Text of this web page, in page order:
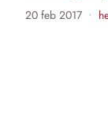
20 feb 2017 •